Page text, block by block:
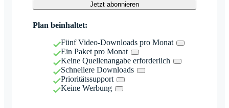
Jetzt abonnieren
Plan beinhaltet:
Fünf Video-Downloads pro Monat
Ein Paket pro Monat
Keine Quellenangabe erforderlich
Schnellere Downloads
Prioritätssupport
Keine Werbung